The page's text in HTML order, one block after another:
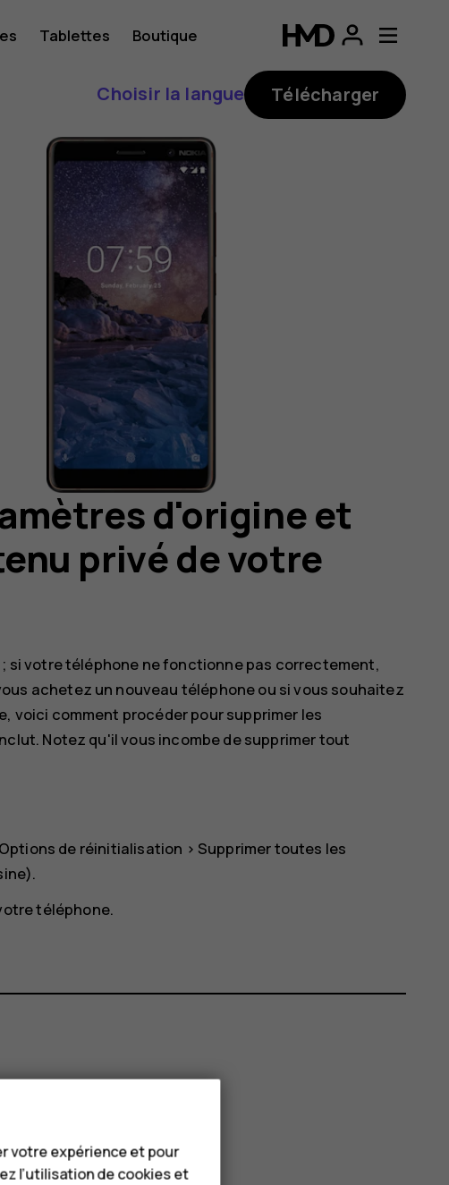
Tablettes Boutique
Choisir la langue Télécharger
d'origine et
privé de votre
si votre téléphone ne fonctionne pas correctement,
achetez un nouveau téléphone ou si vous souhaitez
voici comment procéder pour supprimer les
Notez qu'il vous incombe de supprimer tout
Options de réinitialisation > Supprimer toutes les
.
téléphone.
votre expérience et pour
l’utilisation de cookies et